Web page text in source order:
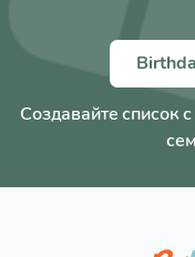
незабываемые
Создавайте список